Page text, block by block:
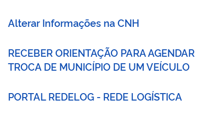
Alterar Informações na CNH
RECEBER ORIENTAÇÃO PARA AGENDAR
TROCA DE MUNICÍPIO DE UM VEÍCULO
PORTAL REDELOG - REDE LOGÍSTICA